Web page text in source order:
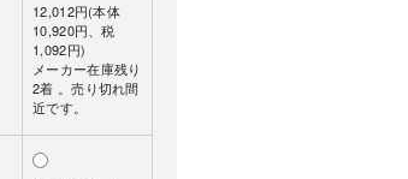
12,012円(本体
10,920円、税
1,092円)
メーカー在庫残り
2着 。売り切れ間
近です。